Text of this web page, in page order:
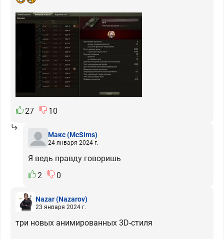
27 10
Макс(McSims)
24 января 2024 г.
Я ведь правду говоришь
2
0
Nazar(Nazarov)
23 января 2024 г.
три новых анимированных 3D-стиля